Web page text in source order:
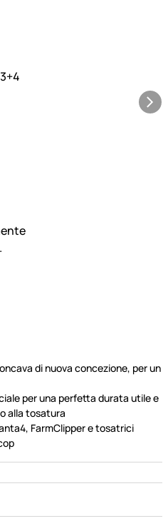
di nuova concezione, per un
per una perfetta durata utile e
alla tosatura
FarmClipper e tosatrici